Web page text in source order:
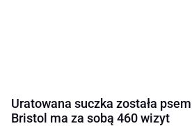
Uratowana suczka została
Bristol ma za sobą 460 wizyt